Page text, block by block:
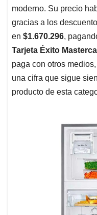
moderno. Su precio
gracias a los
en $1.670.296,
Tarjeta Éxito
paga con otros
una cifra que sigue
producto de esta